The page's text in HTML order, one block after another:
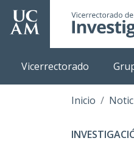
Pasar
principal
Vicerrectorado
Inicio